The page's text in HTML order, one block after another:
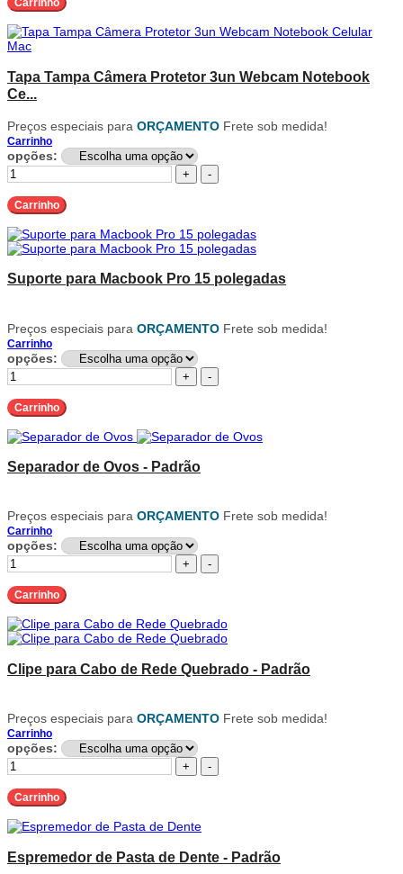
Carrinho
Tapa Tampa Câmera Protetor 3un Webcam Notebook
Ce...
Preços especiais para ORÇAMENTO Frete sob medida!
Carrinho
opções:
+ -
Carrinho
Suporte para Macbook Pro 15 polegadas
Preços especiais para ORÇAMENTO Frete sob medida!
Carrinho
opções:
+ -
Carrinho
Separador de Ovos - Padrão
Preços especiais para ORÇAMENTO Frete sob medida!
Carrinho
opções:
+ -
Carrinho
Clipe para Cabo de Rede Quebrado - Padrão
Preços especiais para ORÇAMENTO Frete sob medida!
Carrinho
opções:
+ -
Carrinho
Espremedor de Pasta de Dente - Padrão